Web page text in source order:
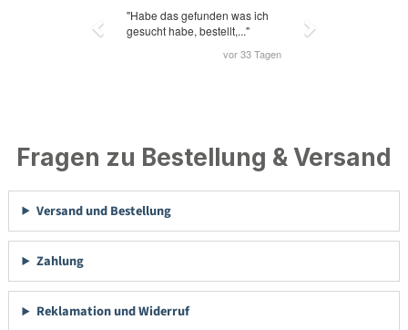
Fragen zu Bestellung & Versand
Versand und Bestellung
Zahlung
Reklamation und Widerruf